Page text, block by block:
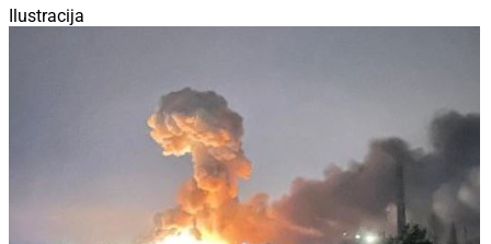
Ilustracija